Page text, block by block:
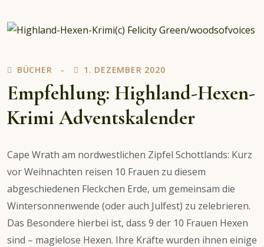
eine
BÜCHER
1. DEZEMBER 2020
Empfehlung: Highland-Hexen-
Krimi Adventskalender
Cape Wrath am nordwestlichen Zipfel Schottlands: Kurz
vor Weihnachten reisen 10 Frauen zu diesem
abgeschiedenen Fleckchen Erde, um gemeinsam die
Wintersonnenwende (oder auch Julfest) zu zelebrieren.
Das Besondere hierbei ist, dass 9 der 10 Frauen Hexen
sind – magielose Hexen. Ihre Kräfte wurden ihnen einige